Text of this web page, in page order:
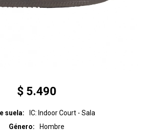
$ 5.490
suela
IC: Indoor Court - Sala
Género
Hombre